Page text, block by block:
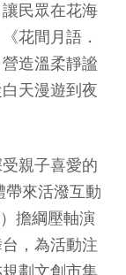
民眾在花海
花間月語．
造溫柔靜謐
天漫遊到夜
親子喜愛的
帶來活潑互動
擔綱壓軸演
，為活動注
劃文創市集